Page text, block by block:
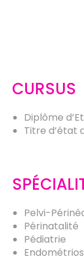
CURSUS
Diplôme
Titre d’état
Pelvi-
Périnatalité
Pédiatrie